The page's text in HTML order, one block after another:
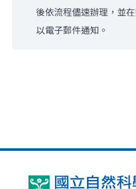
後依流程儘速辦理，並
以電子郵件通知。
國